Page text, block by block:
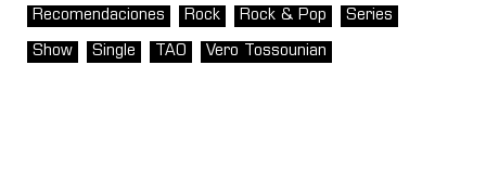
Recomendaciones Rock Rock & Pop Series
Show Single TAO Vero Tossounian